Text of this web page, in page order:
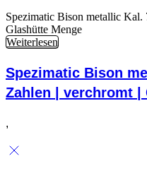
Spezimatic Bison metallic Kal.
Glashütte Menge
Weiterlesen
Spezimatic Bison
Zahlen | verchromt |
,